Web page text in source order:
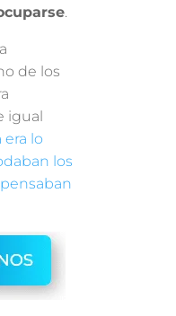
.
de los
igual
era lo
los